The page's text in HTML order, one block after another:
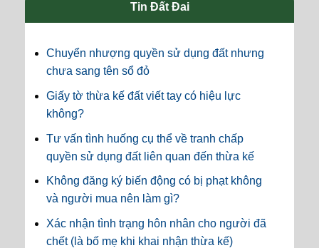
Tin Đất Đai
Chuyển nhượng quyền sử dụng đất nhưng
chưa sang tên sổ đỏ
Giấy tờ thừa kế đất viết tay có hiệu lực
không?
Tư vấn tình huống cụ thể về tranh chấp
quyền sử dụng đất liên quan đến thừa kế
Không đăng ký biến động có bị phạt không
và người mua nên làm gì?
Xác nhận tình trạng hôn nhân cho người đã
chết (là bố mẹ khi khai nhận thừa kế)